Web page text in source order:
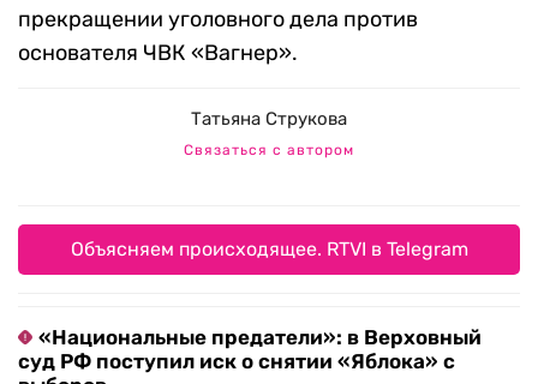
прекращении уголовного дела против
основателя ЧВК «Вагнер».
Татьяна Струкова
Связаться с автором
Объясняем происходящее. RTVI в Telegram
«Национальные предатели»: в Верховный
суд РФ поступил иск о снятии «Яблока» с